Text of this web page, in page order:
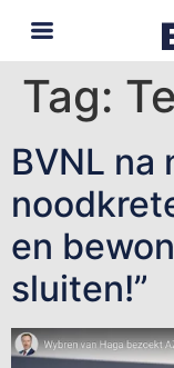
Tag:
BVNL na
en
sluiten!”